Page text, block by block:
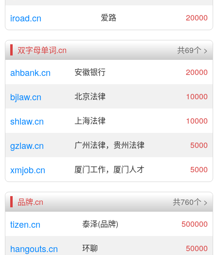
iroad.cn 爱路 20000
双字母单词.cn 共69个 >
ahbank.cn 安徽银行 20000
bjlaw.cn 北京法律 10000
shlaw.cn 上海法律 10000
gzlaw.cn 广州法律，贵州法律 5000
xmjob.cn 厦门工作，厦门人才 5000
品牌.cn 共760个 >
tizen.cn 泰泽(品牌) 500000
hangouts.cn 环聊 50000